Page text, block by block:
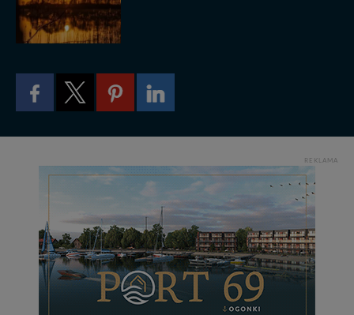
REKLAMA
Dziękujemy, i życzmy miłego odkrywania Mazur na
nowo...